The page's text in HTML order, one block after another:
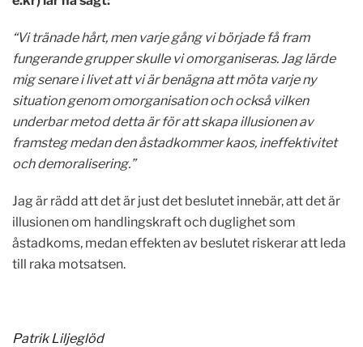
“Vi tränade hårt, men varje gång vi började få fram
fungerande grupper skulle vi omorganiseras. Jag lärde
mig senare i livet att vi är benägna att möta varje ny
situation genom omorganisation och också vilken
underbar metod detta är för att skapa illusionen av
framsteg medan den åstadkommer kaos, ineffektivitet
och demoralisering.”
Jag är rädd att det är just det beslutet innebär, att det är
illusionen om handlingskraft och duglighet som
åstadkoms, medan effekten av beslutet riskerar att leda
till raka motsatsen.
Patrik Liljeglöd